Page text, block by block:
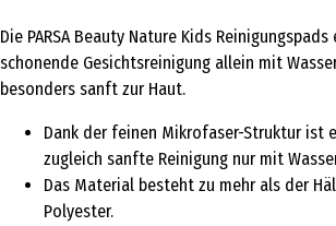
Die PARSA Beauty Nature Kids
schonende Gesichtsreinigung allein mit
besonders sanft zur Haut.
Dank der feinen Mikrofaser-Struktur ist
zugleich sanfte Reinigung nur mit
Das Material besteht zu mehr als der
Polyester.